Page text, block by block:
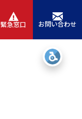
緊急窓口 お問い合わせ